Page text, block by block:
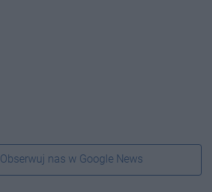
Obserwuj nas w Google News